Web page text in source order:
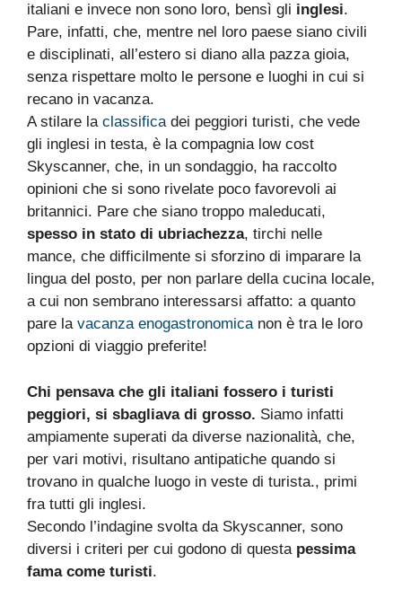
italiani e invece non sono loro, bensì gli inglesi.
Pare, infatti, che, mentre nel loro paese siano civili
e disciplinati, all’estero si diano alla pazza gioia,
senza rispettare molto le persone e luoghi in cui si
recano in vacanza.
A stilare la classificadei peggiori turisti, che vede
gli inglesi in testa, è la compagnia low cost
Skyscanner, che, in un sondaggio, ha raccolto
opinioni che si sono rivelate poco favorevoli ai
britannici. Pare che siano troppo maleducati,
spesso in stato di ubriachezza, tirchi nelle
mance, che difficilmente si sforzino di imparare la
lingua del posto, per non parlare della cucina locale,
a cui non sembrano interessarsi affatto: a quanto
pare la vacanza enogastronomicanon è tra le loro
opzioni di viaggio preferite!
Chi pensava che gli italiani fossero i turisti
peggiori, si sbagliava di grosso. Siamo infatti
ampiamente superati da diverse nazionalità, che,
per vari motivi, risultano antipatiche quando si
trovano in qualche luogo in veste di turista., primi
fra tutti gli inglesi.
Secondo l’indagine svolta da Skyscanner, sono
diversi i criteri per cui godono di questa pessima
fama come turisti.